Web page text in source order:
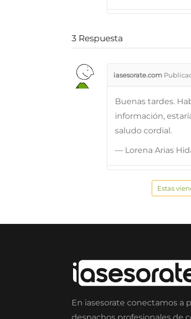
3 Respuesta
iasesorate.com
Buenas tardes.
información,
saludo cordial.
— Lorena Arias
Estas
En iasesorate conectamos a